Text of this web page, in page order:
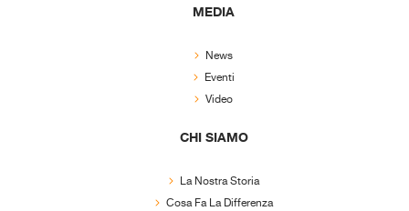
MEDIA
News
Eventi
Video
CHI SIAMO
La Nostra Storia
Cosa Fa La Differenza